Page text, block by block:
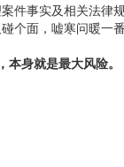
件事实及相关法律
个面，嘘寒问暖一番
身就是最大风险。